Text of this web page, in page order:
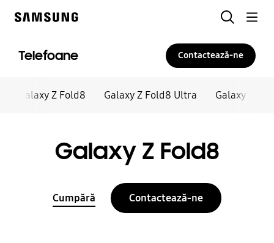
Telefoane Contactează-ne
Galaxy Z Fold8 Galaxy Z Fold8 Ultra Galaxy Z
Galaxy Z Fold8
Cumpără Contactează-ne